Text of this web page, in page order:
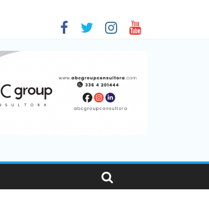
país, un 5,9% más que en 2025